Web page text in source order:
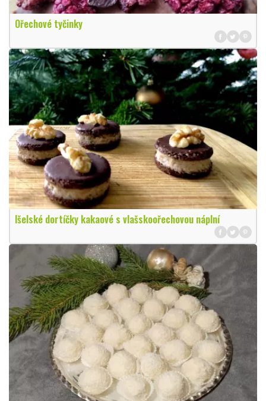
Ořechové tyčinky
Išelské dortíčky kakaové s vlašskoořechovou náplní